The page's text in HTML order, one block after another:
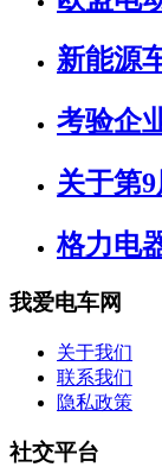
新能源
考验企
关于第
格力电
我爱电车网
关于我们
联系我们
隐私政策
社交平台